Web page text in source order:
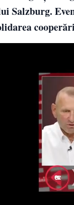
Salzburg.